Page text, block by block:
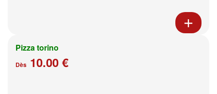
Pizza torino
Dès 10.00 €